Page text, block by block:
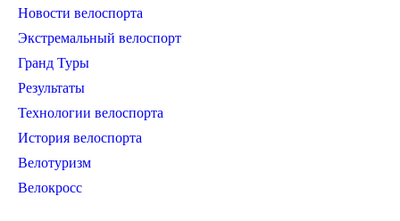
Новости велоспорта
Экстремальный велоспорт
Гранд Туры
Результаты
Технологии велоспорта
История велоспорта
Велотуризм
Велокросс